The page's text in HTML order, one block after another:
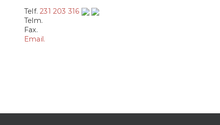
Telf.231 203 316
Telm.
Fax.
Email.